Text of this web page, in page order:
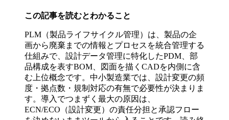
この記事を読むとわかること
PLM（製品ライフサイクル管理）は、製品の企
画から廃棄までの情報とプロセスを統合管理する
仕組みで、設計データ管理に特化したPDM、部
品構成を表すBOM、図面を描くCADを内側に含
む上位概念です。中小製造業では、設計変更の頻
度・拠点数・規制対応の有無で必要性が決まりま
す。導入でつまずく最大の原因は、
ECN/ECO（設計変更）の責任分担と承認フロー